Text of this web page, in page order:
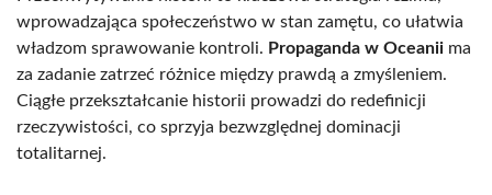
wprowadzająca społeczeństwo w stan zamętu, co ułatwia
władzom sprawowanie kontroli. Propaganda w Oceanii ma
za zadanie zatrzeć różnice między prawdą a zmyśleniem.
Ciągłe przekształcanie historii prowadzi do redefinicji
rzeczywistości, co sprzyja bezwzględnej dominacji
totalitarnej.